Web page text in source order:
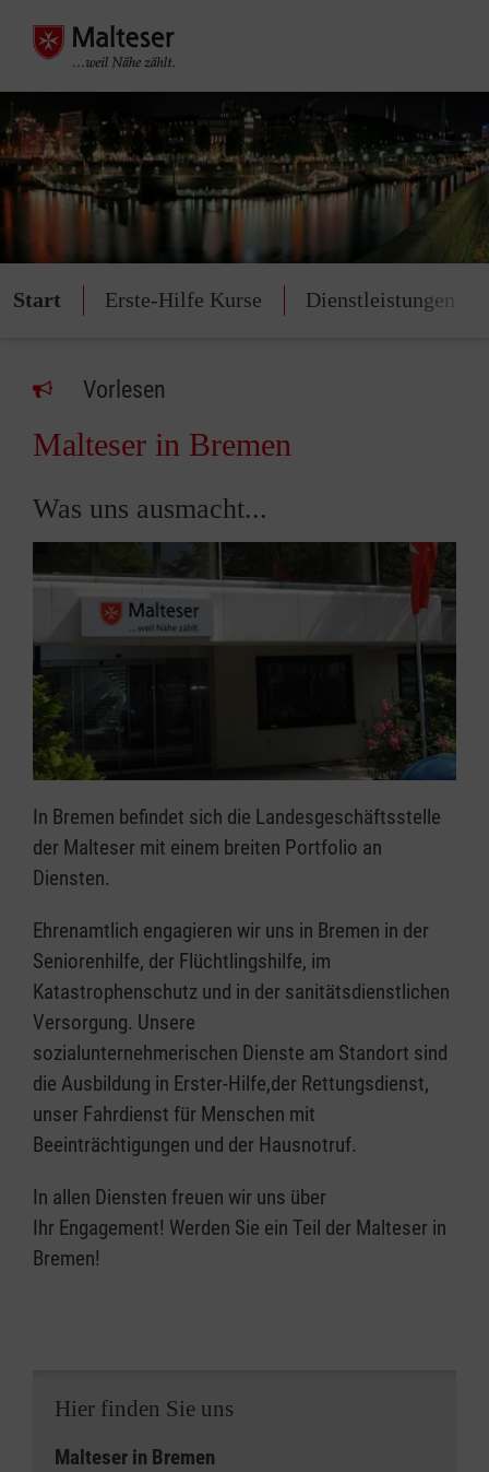
Start Erste-Hilfe Kurse Dienstleistungen
Vorlesen
Malteser in Bremen
Was uns ausmacht...
In Bremen befindet sich die Landesgeschäftsstelle
der Malteser mit einem breiten Portfolio an
Diensten.
Ehrenamtlich engagieren wir uns in Bremen in der
Seniorenhilfe, der Flüchtlingshilfe, im
Katastrophenschutz und in der sanitätsdienstlichen
Versorgung. Unsere
sozialunternehmerischen Dienste am Standort sind
die Ausbildung in Erster-Hilfe,der Rettungsdienst,
unser Fahrdienst für Menschen mit
Beeinträchtigungen und der Hausnotruf.
In allen Diensten freuen wir uns über
Ihr Engagement! Werden Sie ein Teil der Malteser in
Bremen!
Hier finden Sie uns
Malteser in Bremen